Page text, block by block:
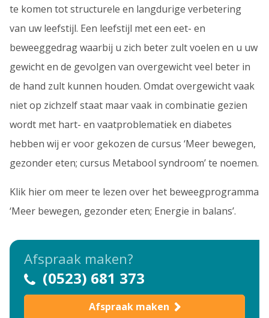
te komen tot structurele en langdurige verbetering
van uw leefstijl. Een leefstijl met een eet- en
beweeggedrag waarbij u zich beter zult voelen en u uw
gewicht en de gevolgen van overgewicht veel beter in
de hand zult kunnen houden. Omdat overgewicht vaak
niet op zichzelf staat maar vaak in combinatie gezien
wordt met hart- en vaatproblematiek en diabetes
hebben wij er voor gekozen de cursus ‘Meer bewegen,
gezonder eten; cursus Metabool syndroom’ te noemen.
Klik hier om meer te lezen over het beweegprogramma
‘Meer bewegen, gezonder eten; Energie in balans’.
Afspraak maken?
(0523) 681 373
Afspraak maken